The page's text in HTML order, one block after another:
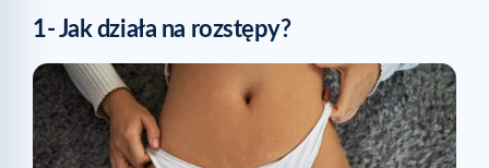
1- Jak działa na rozstępy?